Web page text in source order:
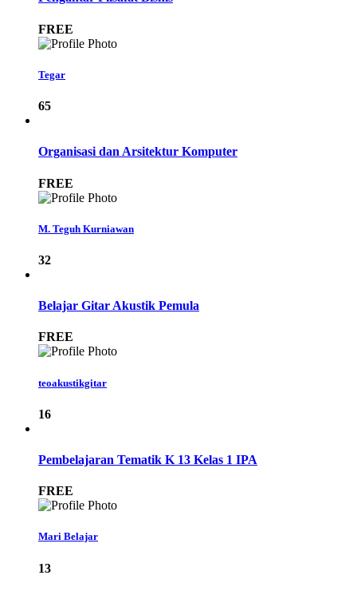
FREE
Tegar
65
Organisasi dan Arsitektur Komputer
FREE
M. Teguh Kurniawan
32
Belajar Gitar Akustik Pemula
FREE
teoakustikgitar
16
Pembelajaran Tematik K 13 Kelas 1 IPA
FREE
Mari Belajar
13